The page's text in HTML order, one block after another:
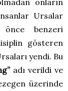
Ursalar
benzeri
gösteren
yendi. Bu
adı verildi ve
üzerinde